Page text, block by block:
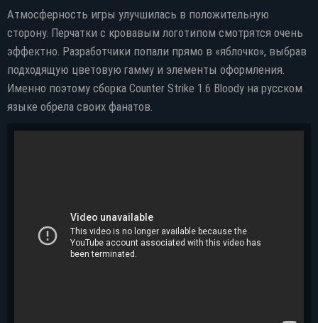
Атмосферность игры улучшилась в положительную
сторону. Перчатки с кровавым логотипом смотрятся очень
эффектно. Разработчики попали прямо в «яблочко», выбрав
подходящую цветовую гамму и элементы оформления.
Именно поэтому сборка Counter Strike 1.6 Bloody на русском
языке обрела своих фанатов.